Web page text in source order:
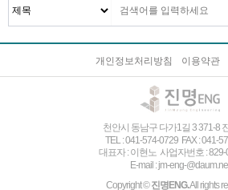
개인정보처리방침 이용약관
천안시 동남구 다가1길 3 371-8
TEL : 041-574-0729 FAX : 041-
대표자 : 이현노 사업자번호 : 829-
E-mail : jm-eng-
Copyright ©진명ENG.All rights